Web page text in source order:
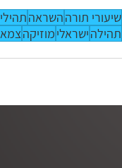
שיעורי תורההשראה
תהילהישראלימוזיקה